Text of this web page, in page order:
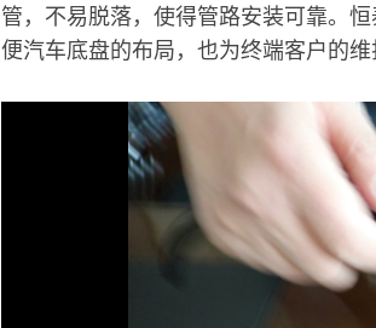
管，不易脱落，使得管路安装可靠。恒
便汽车底盘的布局，也为终端客户的